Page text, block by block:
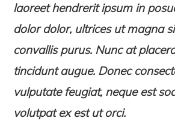
laoreet hendrerit ipsum in
dolor dolor, ultrices ut magna
convallis purus. Nunc at
tincidunt augue. Donec
vulputate feugiat, neque est
volutpat ex est ut orci.